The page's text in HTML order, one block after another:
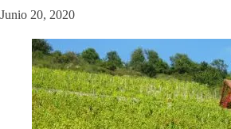
Junio 20, 2020